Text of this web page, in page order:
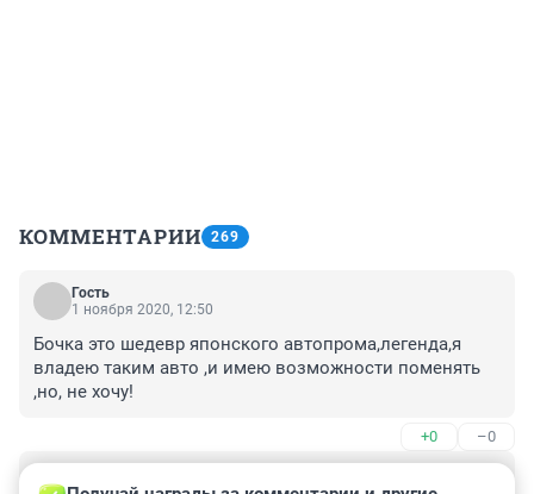
КОММЕНТАРИИ 269
Гость
1 ноября 2020, 12:50
Бочка это шедевр японского автопрома,легенда,я
владею таким авто ,и имею возможности поменять
,но, не хочу!
+0 –0
31 августа 2017, 21:59